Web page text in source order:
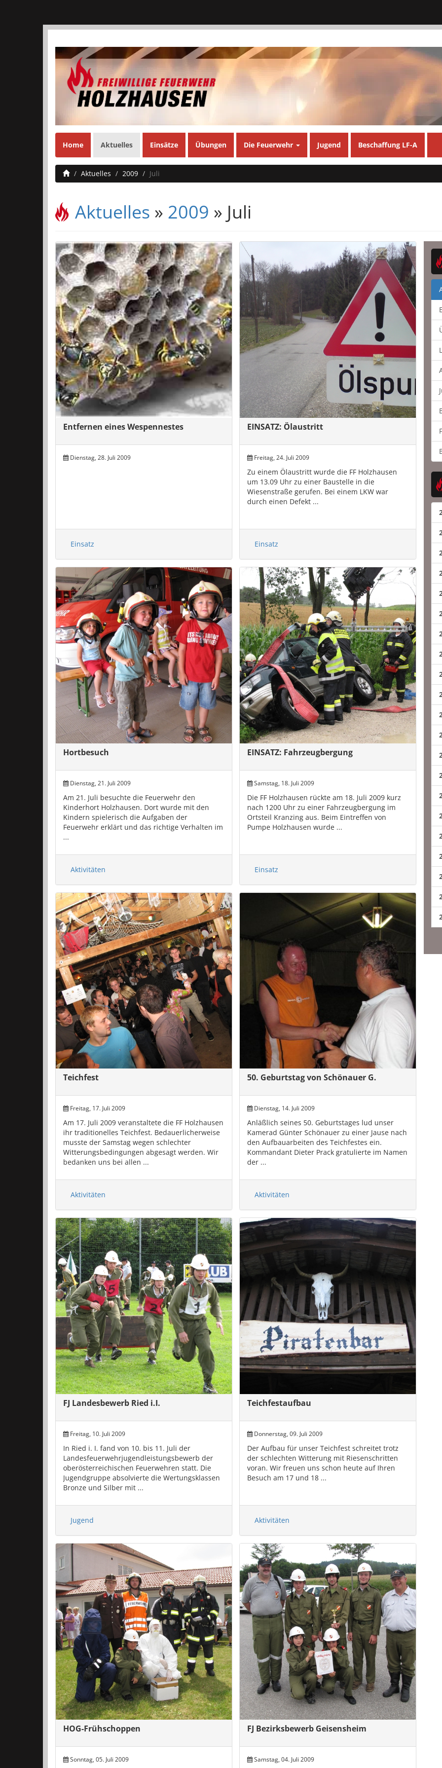
Home Aktuelles Einsätze Übungen Die Feuerwehr Jugend Beschaffung LF-A
Aktuelles 2009 Juli
Aktuelles » 2009 » Juli
Entfernen eines Wespennestes
Dienstag, 28. Juli 2009
Einsatz
EINSATZ: Ölaustritt
Freitag, 24. Juli 2009
Zu einem Ölaustritt wurde die FF Holzhausen
um 13.09 Uhr zu einer Baustelle in die
Wiesenstraße gerufen. Bei einem LKW war
durch einen Defekt ...
Einsatz
Hortbesuch
Dienstag, 21. Juli 2009
Am 21. Juli besuchte die Feuerwehr den
Kinderhort Holzhausen. Dort wurde mit den
Kindern spielerisch die Aufgaben der
Feuerwehr erklärt und das richtige Verhalten im
...
Aktivitäten
EINSATZ: Fahrzeugbergung
Samstag, 18. Juli 2009
Die FF Holzhausen rückte am 18. Juli 2009 kurz
nach 1200 Uhr zu einer Fahrzeugbergung im
Ortsteil Kranzing aus. Beim Eintreffen von
Pumpe Holzhausen wurde ...
Einsatz
Teichfest
Freitag, 17. Juli 2009
Am 17. Juli 2009 veranstaltete die FF Holzhausen
ihr traditionelles Teichfest. Bedauerlicherweise
musste der Samstag wegen schlechter
Witterungsbedingungen abgesagt werden. Wir
bedanken uns bei allen ...
Aktivitäten
50. Geburtstag von Schönauer G.
Dienstag, 14. Juli 2009
Anläßlich seines 50. Geburtstages lud unser
Kamerad Günter Schönauer zu einer Jause nach
den Aufbauarbeiten des Teichfestes ein.
Kommandant Dieter Prack gratulierte im Namen
der ...
Aktivitäten
FJ Landesbewerb Ried i.I.
Freitag, 10. Juli 2009
In Ried i. I. fand von 10. bis 11. Juli der
Landesfeuerwehrjugendleistungsbewerb der
oberösterreichischen Feuerwehren statt. Die
Jugendgruppe absolvierte die Wertungsklassen
Bronze und Silber mit ...
Jugend
Teichfestaufbau
Donnerstag, 09. Juli 2009
Der Aufbau für unser Teichfest schreitet trotz
der schlechten Witterung mit Riesenschritten
voran. Wir freuen uns schon heute auf Ihren
Besuch am 17 und 18 ...
Aktivitäten
HOG-Frühschoppen
Sonntag, 05. Juli 2009
FJ Bezirksbewerb Geisensheim
Samstag, 04. Juli 2009